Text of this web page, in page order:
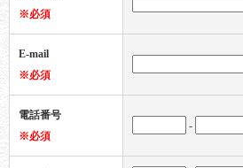
※必須
E-mail
※必須
電話番号
※必須
-